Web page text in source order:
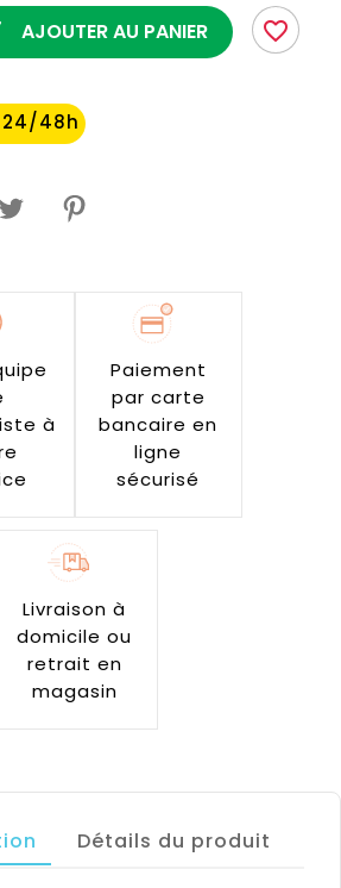
AJOUTER AU PANIER favorite_border
24/48h
à
Paiement
par carte
bancaire en
ligne
sécurisé
Livraison à
domicile ou
retrait en
magasin
Détails du produit